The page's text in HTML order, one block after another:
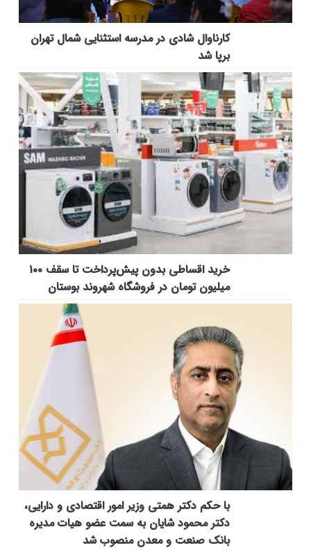
کارناوال شادی در مدرسه استثنایی شمال تهران
برپا شد
خرید اقساطی بدون پیش‌پرداخت تا سقف ۱۰۰
میلیون تومان در فروشگاه شهروند بوستان
با حکم دکتر همتی وزیر امور اقتصادی و دارایی،
دکتر محمود شایان به سمت عضو هیات مدیره
بانک صنعت و معدن منصوب شد